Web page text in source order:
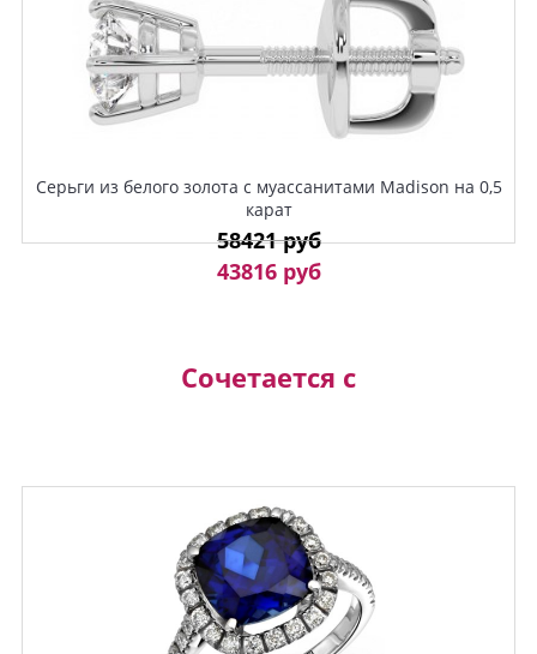
Серьги из белого золота с муассанитами Madison на 0,5
карат
58421 руб
43816 руб
Сочетается с